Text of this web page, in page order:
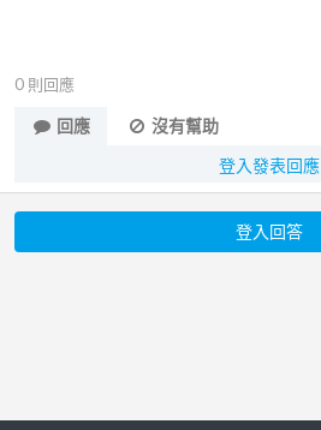
0 則回應
回應
沒有幫助
登入發表回應
登入回答